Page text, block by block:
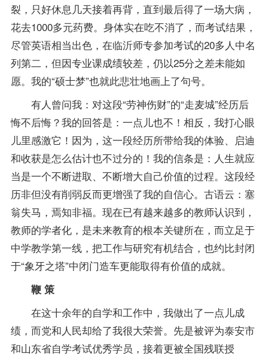
裂，只好休息几天接着再背，直到最后得了一场大病，
花去1000多元药费。身体实在吃不消了，而考试结果，
尽管英语相当出色，在临沂师专参加考试的20多人中名
列第二，但因专业课成绩较差，仍以25分之差未能如
愿。我的“硕士梦”也就此悲壮地画上了句号。
有人曾问我：对这段“劳神伤财”的“走麦城”经历后
悔不后悔？我的回答是：一点儿也不！相反，我打心眼
儿里感激它！因为，这一段经历所带给我的体验、启迪
和收获是怎么估计也不过分的！我的信条是：人生就应
当是一个不断进取、不断增大自己价值的过程。这段经
历非但没有削弱反而更增强了我的自信心。古语云：塞
翁失马，焉知非福。现在已有越来越多的教师认识到，
教师的学者化，是未来教育的根本关键所在，而立足于
中学教学第一线，把工作与研究有机结合，也约比封闭
于“象牙之塔”中闭门造车更能取得有价值的成就。
鞭 策
在这十余年的自学和工作中，我做出了一点儿成
绩，而党和人民却给了我很大荣誉。先是被评为泰安市
和山东省自学考试优秀学员，接着更被全国残联授